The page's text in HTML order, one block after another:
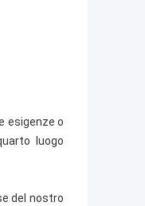
esigenze o
luogo
del nostro